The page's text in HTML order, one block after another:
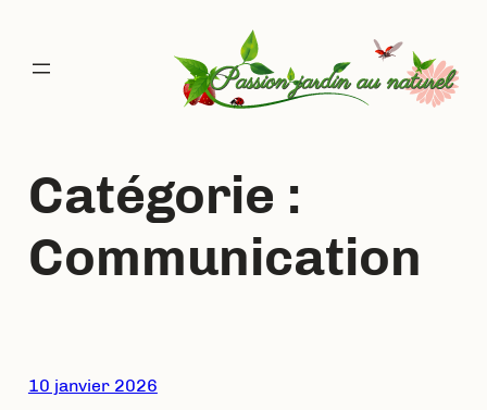
contenu
Catégorie :
Communication
10 janvier 2026